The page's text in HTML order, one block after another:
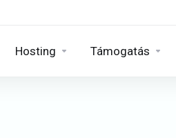
Hosting Támogatás